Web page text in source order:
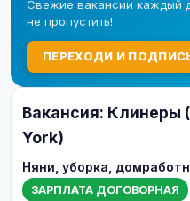
Свежие вакансии каждый
не пропустить!
ПЕРЕХОДИ И
Вакансия: Клинеры
York)
Няни, уборка,
ЗАРПЛАТА ДОГОВОРНАЯ